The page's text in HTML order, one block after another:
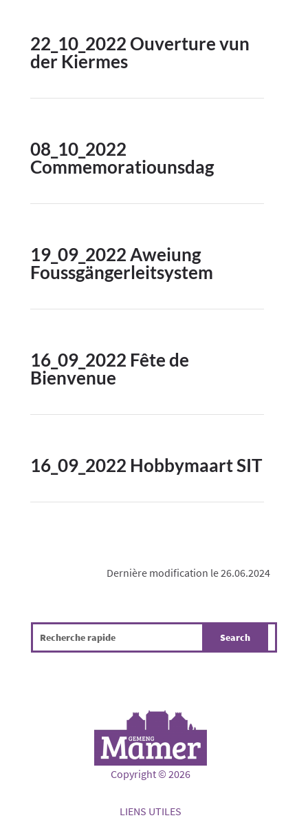
22_10_2022 Ouverture vun
der Kiermes
08_10_2022
Commemoratiounsdag
19_09_2022 Aweiung
Foussgängerleitsystem
16_09_2022 Fête de
Bienvenue
16_09_2022 Hobbymaart SIT
Dernière modification le 26.06.2024
Copyright © 2026
LIENS UTILES